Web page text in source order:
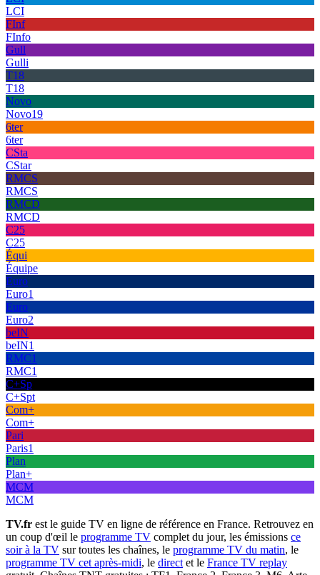
LCI
FInf
FInfo
Gull
Gulli
T18
T18
Novo
Novo19
6ter
6ter
CSta
CStar
RMCS
RMCS
RMCD
RMCD
C25
C25
Équi
Équipe
Euro
Euro1
Euro
Euro2
beIN
beIN1
RMC1
RMC1
C+Sp
C+Spt
Com+
Com+
Pari
Paris1
Plan
Plan+
MCM
MCM
TV.fr est le guide TV en ligne de référence en France. Retrouvez en
un coup d'œil le programme TV complet du jour, les émissions ce
soir à la TV sur toutes les chaînes, le programme TV du matin, le
programme TV cet après-midi, le direct et le France TV replay